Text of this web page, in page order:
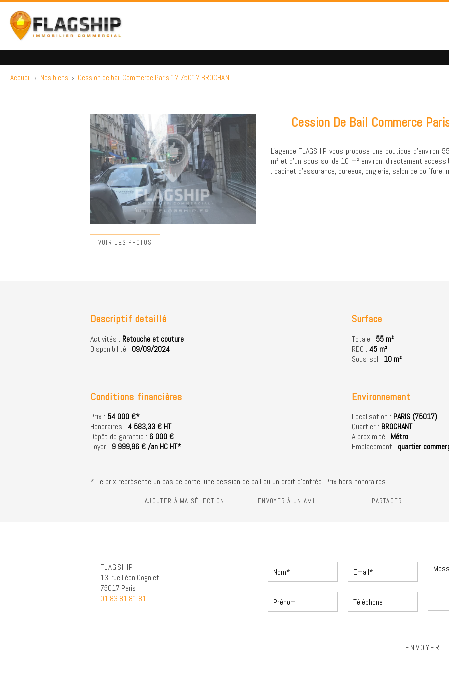
Accueil › Nos biens › Cession de bail Commerce Paris 17 75017 BROCHANT
VOIR LES PHOTOS
Cession De Bail Commerce
L'agence FLAGSHIP vous propose une boutique
m² et d'un sous-sol de 10 m² environ, directement
: cabinet d'assurance, bureaux, onglerie, salon de
Descriptif detaillé
Activités : Retouche et couture
Disponibilité : 09/09/2024
Surface
Totale : 55 m²
RDC : 45 m²
Sous-sol : 10 m²
Conditions financières
Prix : 54 000 €*
Honoraires : 4 583,33 € HT
Dépôt de garantie : 6 000 €
Loyer : 9 999,96 € /an HC HT*
Environnement
Localisation : PARIS (75017)
Quartier : BROCHANT
A proximité : Métro
Emplacement : quartier
* Le prix représente un pas de porte, une cession de bail ou un droit d'entrée. Prix hors honoraires.
AJOUTER À MA SÉLECTION ENVOYER À UN AMI PARTAGER
FLAGSHIP
13, rue Léon Cogniet
75017 Paris
01 83 81 81 81